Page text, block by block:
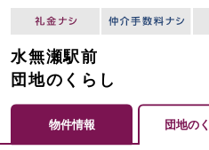
水無瀬駅前
団地のくらし
物件情報 団地の